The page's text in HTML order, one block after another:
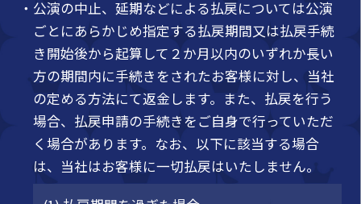
・公演の中止、延期などによる払戻については公演
ごとにあらかじめ指定する払戻期間又は払戻手続
き開始後から起算して２か月以内のいずれか長い
方の期間内に手続きをされたお客様に対し、当社
の定める方法にて返金します。また、払戻を行う
場合、払戻申請の手続きをご自身で行っていただ
く場合があります。なお、以下に該当する場合
は、当社はお客様に一切払戻はいたしません。